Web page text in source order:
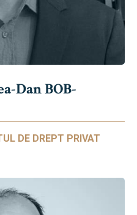
Dan BOB-
DE DREPT PRIVAT